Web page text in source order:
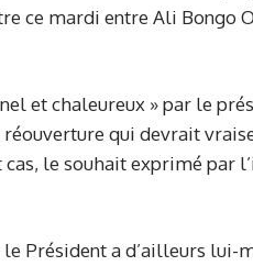
ce mardi entre Ali Bongo
et chaleureux » par le
qui devrait
cas, le souhait exprimé par
le Président a d’ailleurs